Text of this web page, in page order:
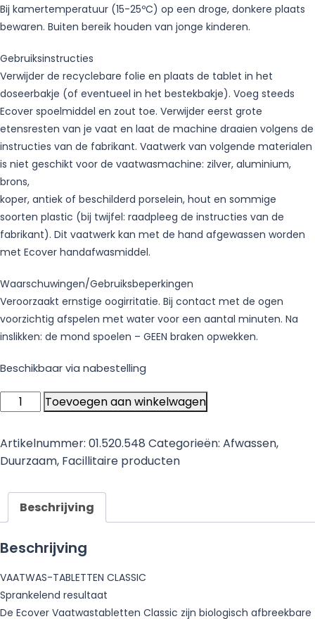
Bij kamertemperatuur (15-25ºC) op een droge, donkere plaats
bewaren. Buiten bereik houden van jonge kinderen.
Gebruiksinstructies
Verwijder de recyclebare folie en plaats de tablet in het
doseerbakje (of eventueel in het bestekbakje). Voeg steeds
Ecover spoelmiddel en zout toe. Verwijder eerst grote
etensresten van je vaat en laat de machine draaien volgens de
instructies van de fabrikant. Vaatwerk van volgende materialen
is niet geschikt voor de vaatwasmachine: zilver, aluminium,
brons,
koper, antiek of beschilderd porselein, hout en sommige
soorten plastic (bij twijfel: raadpleeg de instructies van de
fabrikant). Dit vaatwerk kan met de hand afgewassen worden
met Ecover handafwasmiddel.
Waarschuwingen/Gebruiksbeperkingen
Veroorzaakt ernstige oogirritatie. Bij contact met de ogen
voorzichtig afspelen met water voor een aantal minuten. Na
inslikken: de mond spoelen – GEEN braken opwekken.
Beschikbaar via nabestelling
ECOVER
Vaatwastabletten
Classic
0.5kg
aantal
Toevoegen aan winkelwagen
Artikelnummer: 01.520.548 Categorieën: Afwassen,
Duurzaam, Facillitaire producten
Beschrijving
Beschrijving
VAATWAS-TABLETTEN CLASSIC
Sprankelend resultaat
De Ecover Vaatwastabletten Classic zijn biologisch afbreekbare